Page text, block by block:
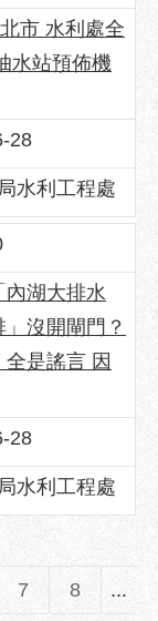
市 水利處全
水站預佈機
28
水利工程處
內湖大排水
沒開閘門？
是謠言 因
28
水利工程處
7 8 ...